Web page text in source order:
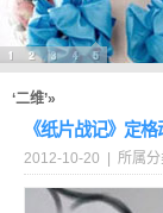
‘二维’»
《纸片战记》定
2012-10-20 | 所属分